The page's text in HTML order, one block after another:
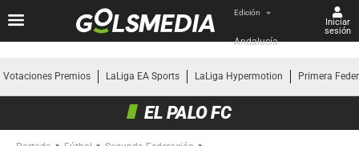
Edición
Andalucía
Iniciar
sesión
Votaciones Premios LaLiga EA Sports LaLiga Hypermotion Primera
EL PALO FC